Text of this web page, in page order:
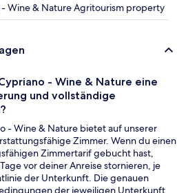
Wine & Nature Agritourism property
- Wine & Nature eine
und vollständige
- Wine & Nature bietet auf unserer
Zimmer. Wenn du einen
Zimmertarif gebucht hast,
vor deiner Anreise stornieren, je
der Unterkunft. Die genauen
der jeweiligen Unterkunft